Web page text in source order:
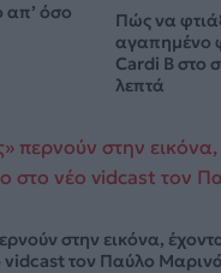
απ’ όσο
Πώς να
αγαπημένο
Cardi B στο
λεπτά
στην εικόνα,
vidcast τον Παύλο